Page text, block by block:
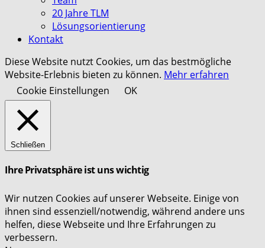
20 Jahre TLM
Lösungsorientierung
Kontakt
Diese Website nutzt Cookies, um das bestmögliche
Website-Erlebnis bieten zu können. Mehr erfahren
Cookie Einstellungen
OK
Schließen
Ihre Privatsphäre ist uns wichtig
Wir nutzen Cookies auf unserer Webseite. Einige von
ihnen sind essenziell/notwendig, während andere uns
helfen, diese Webseite und Ihre Erfahrungen zu
verbessern.